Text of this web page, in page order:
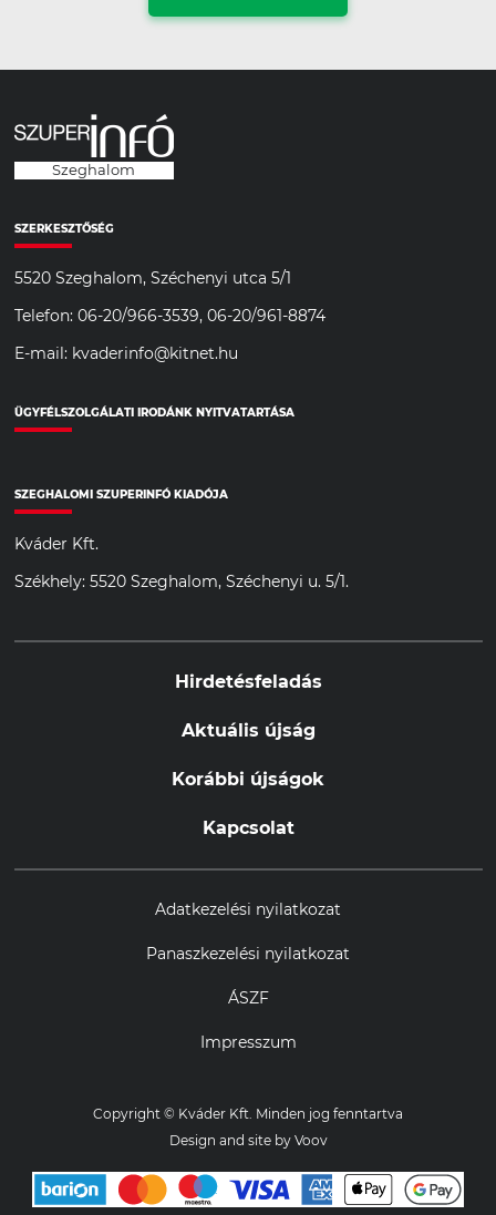
Szeghalom
SZERKESZTŐSÉG
5520 Szeghalom, Széchenyi utca 5/1
Telefon: 06-20/966-3539, 06-20/961-8874
E-mail: kvaderinfo@kitnet.hu
ÜGYFÉLSZOLGÁLATI IRODÁNK NYITVATARTÁSA
SZEGHALOMI SZUPERINFÓ KIADÓJA
Kváder Kft.
Székhely: 5520 Szeghalom, Széchenyi u. 5/1.
Hirdetésfeladás
Aktuális újság
Korábbi újságok
Kapcsolat
Adatkezelési nyilatkozat
Panaszkezelési nyilatkozat
ÁSZF
Impresszum
Copyright © Kváder Kft. Minden jog fenntartva
Design and site by Voov